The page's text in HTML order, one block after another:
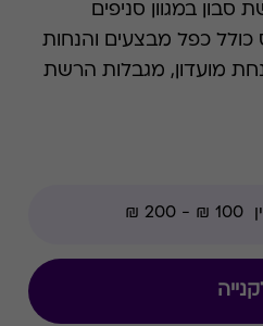
במגוון סניפים
כפל מבצעים והנחות
מועדון, מגבלות הרשת